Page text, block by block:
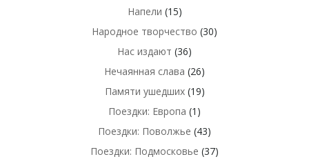
Напели (15)
Народное творчество (30)
Нас издают (36)
Нечаянная слава (26)
Памяти ушедших(19)
Поездки: Европа (1)
Поездки: Поволжье (43)
Поездки: Подмосковье (37)